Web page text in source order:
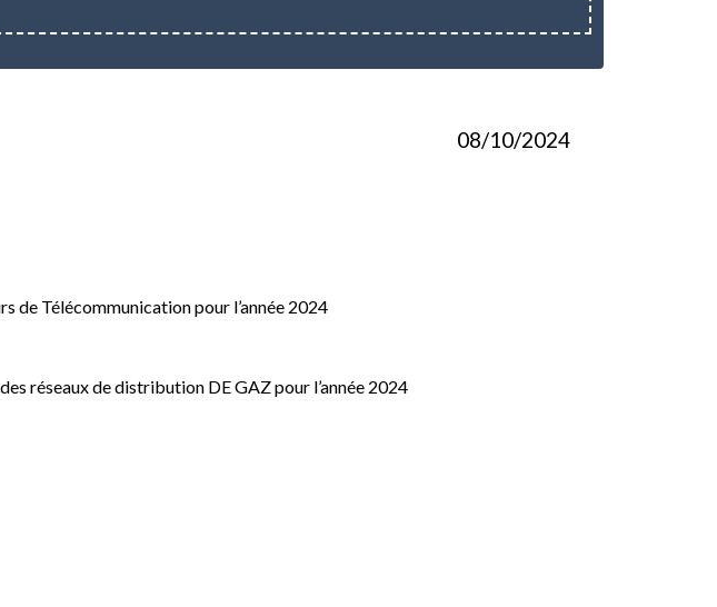
08/10/2024
de Télécommunication pour l’année 2024
réseaux de distribution DE GAZ pour l’année 2024